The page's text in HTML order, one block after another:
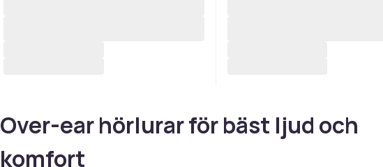
Over-ear hörlurar för bäst ljud och
komfort